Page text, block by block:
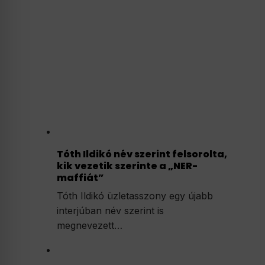
Tóth Ildikó név szerint felsorolta,
kik vezetik szerinte a „NER-
maffiát”
Tóth Ildikó üzletasszony egy újabb
interjúban név szerint is
megnevezett…